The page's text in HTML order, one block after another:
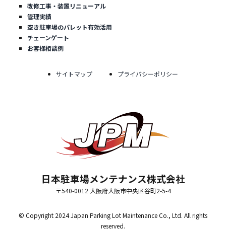
日本駐車場メンテナンス株式会社
〒540-0012 大阪府大阪市中央区谷町2-5-4
改修工事・装置リニューアル
管理実績
空き駐車場のパレット有効活用
チェーンゲート
お客様相談例
サイトマップ プライバシーポリシー
© Copyright 2024 Japan Parking Lot Maintenance Co., Ltd. All rights
reserved.